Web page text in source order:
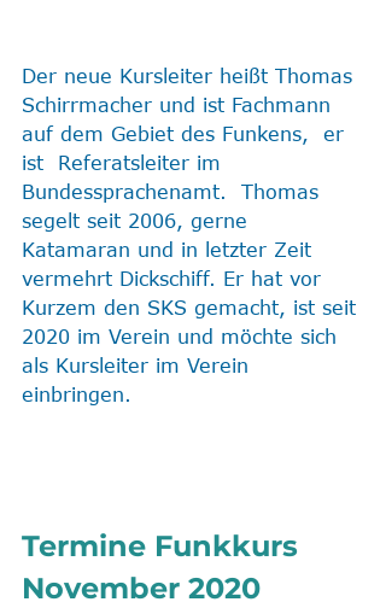
Der neue Kursleiter heißt Thomas
Schirrmacher und ist Fachmann
auf dem Gebiet des Funkens,  er
ist  Referatsleiter im
Bundessprachenamt.  Thomas
segelt seit 2006, gerne
Katamaran und in letzter Zeit
vermehrt Dickschiff. Er hat vor
Kurzem den SKS gemacht, ist seit
2020 im Verein und möchte sich
als Kursleiter im Verein
einbringen.
Termine Funkkurs
November 2020